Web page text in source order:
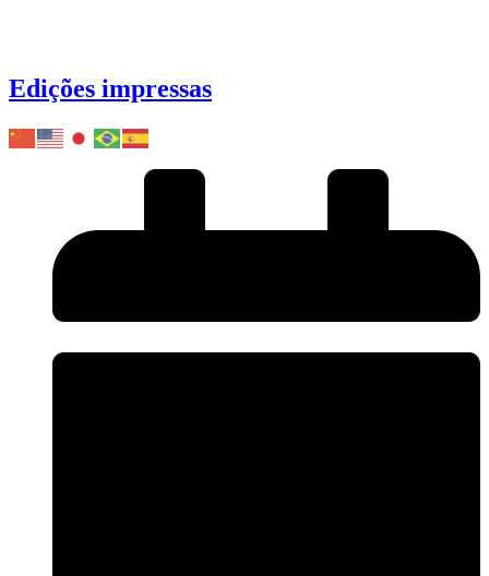
Edições impressas